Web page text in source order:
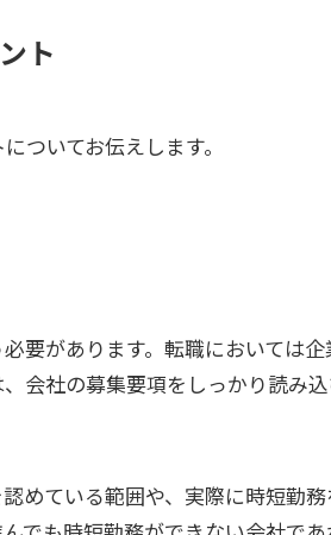
ト
ついてお伝えします。
要があります。転職においては
会社の募集要項をしっかり読み
めている範囲や、実際に時短勤